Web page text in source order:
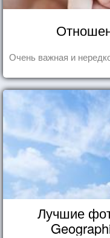
Очень важная и
Лучшие